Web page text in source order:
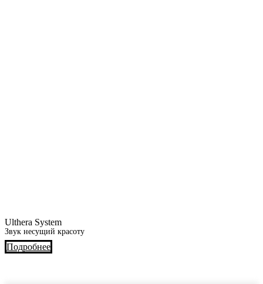
Ulthera System
Звук несущий красоту
Подробнее